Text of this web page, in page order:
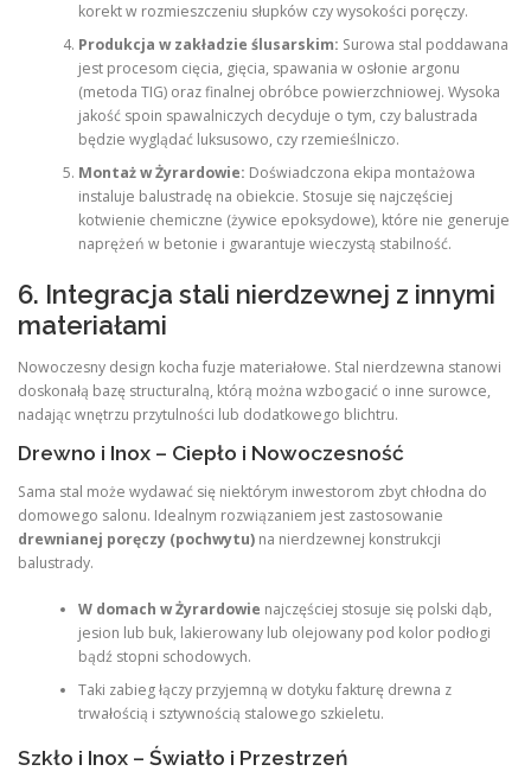
korekt w rozmieszczeniu słupków czy wysokości poręczy.
Produkcja w zakładzie ślusarskim: Surowa stal poddawana
jest procesom cięcia, gięcia, spawania w osłonie argonu
(metoda TIG) oraz finalnej obróbce powierzchniowej. Wysoka
jakość spoin spawalniczych decyduje o tym, czy balustrada
będzie wyglądać luksusowo, czy rzemieślniczo.
Montaż w Żyrardowie: Doświadczona ekipa montażowa
instaluje balustradę na obiekcie. Stosuje się najczęściej
kotwienie chemiczne (żywice epoksydowe), które nie generuje
naprężeń w betonie i gwarantuje wieczystą stabilność.
6. Integracja stali nierdzewnej z innymi
materiałami
Nowoczesny design kocha fuzje materiałowe. Stal nierdzewna stanowi
doskonałą bazę structuralną, którą można wzbogacić o inne surowce,
nadając wnętrzu przytulności lub dodatkowego blichtru.
Drewno i Inox – Ciepło i Nowoczesność
Sama stal może wydawać się niektórym inwestorom zbyt chłodna do
domowego salonu. Idealnym rozwiązaniem jest zastosowanie
drewnianej poręczy (pochwytu) na nierdzewnej konstrukcji
balustrady.
W domach w Żyrardowie najczęściej stosuje się polski dąb,
jesion lub buk, lakierowany lub olejowany pod kolor podłogi
bądź stopni schodowych.
Taki zabieg łączy przyjemną w dotyku fakturę drewna z
trwałością i sztywnością stalowego szkieletu.
Szkło i Inox – Światło i Przestrzeń